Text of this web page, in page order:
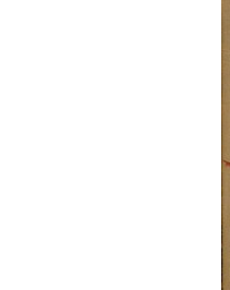
2026.
Jazz-rock
Jazz-rock
2026.
X. BOHÉM
augusztus
óra zene és
2026.